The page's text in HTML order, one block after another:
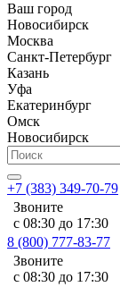
Ваш город
Новосибирск
Москва
Санкт-Петербург
Казань
Уфа
Екатеринбург
Омск
Новосибирск
+7 (383) 349-70-79
Звоните
с 08:30 до 17:30
8 (800) 777-83-77
Звоните
с 08:30 до 17:30